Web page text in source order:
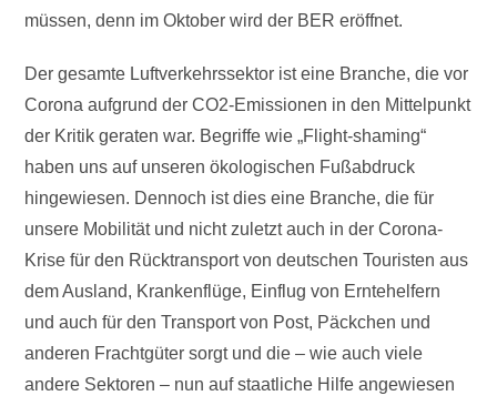
müssen, denn im Oktober wird der BER eröffnet.
Der gesamte Luftverkehrssektor ist eine Branche, die vor
Corona aufgrund der CO2-Emissionen in den Mittelpunkt
der Kritik geraten war. Begriffe wie „Flight-shaming“
haben uns auf unseren ökologischen Fußabdruck
hingewiesen. Dennoch ist dies eine Branche, die für
unsere Mobilität und nicht zuletzt auch in der Corona-
Krise für den Rücktransport von deutschen Touristen aus
dem Ausland, Krankenflüge, Einflug von Erntehelfern
und auch für den Transport von Post, Päckchen und
anderen Frachtgüter sorgt und die – wie auch viele
andere Sektoren – nun auf staatliche Hilfe angewiesen